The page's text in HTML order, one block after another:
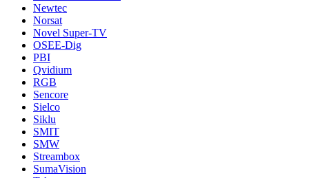
Newtec
Norsat
Novel Super-TV
OSEE-Dig
PBI
Qvidium
RGB
Sencore
Sielco
Siklu
SMIT
SMW
Streambox
SumaVision